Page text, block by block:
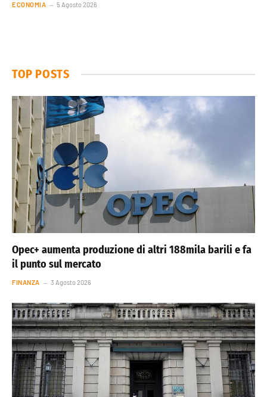
ECONOMIA 5 Agosto 2026
TOP POSTS
Opec+ aumenta produzione di altri 188mila barili e fa
il punto sul mercato
FINANZA 3 Agosto 2026